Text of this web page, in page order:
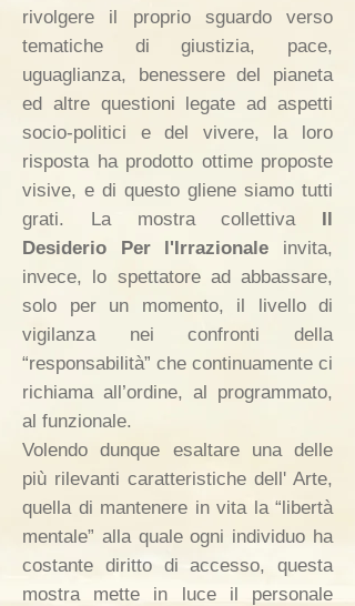
rivolgere il proprio sguardo verso
tematiche di giustizia, pace,
uguaglianza, benessere del pianeta
ed altre questioni legate ad aspetti
socio-politici e del vivere, la loro
risposta ha prodotto ottime proposte
visive, e di questo gliene siamo tutti
grati. La mostra collettiva Il
Desiderio Per l'Irrazionale invita,
invece, lo spettatore ad abbassare,
solo per un momento, il livello di
vigilanza nei confronti della
“responsabilità” che continuamente ci
richiama all’ordine, al programmato,
al funzionale.
Volendo dunque esaltare una delle
più rilevanti caratteristiche dell' Arte,
quella di mantenere in vita la “libertà
mentale” alla quale ogni individuo ha
costante diritto di accesso, questa
mostra mette in luce il personale